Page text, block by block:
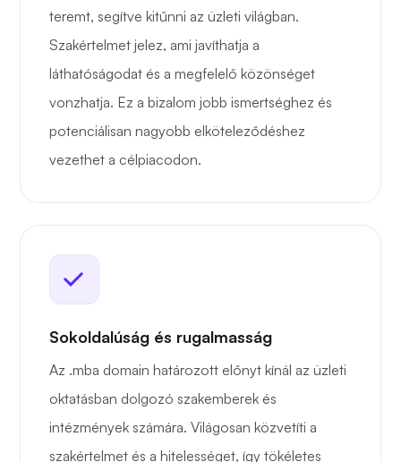
teremt, segítve kitűnni az üzleti világban.
Szakértelmet jelez, ami javíthatja a
láthatóságodat és a megfelelő közönséget
vonzhatja. Ez a bizalom jobb ismertséghez és
potenciálisan nagyobb elköteleződéshez
vezethet a célpiacodon.
Sokoldalúság és rugalmasság
Az .mba domain határozott előnyt kínál az üzleti
oktatásban dolgozó szakemberek és
intézmények számára. Világosan közvetíti a
szakértelmet és a hitelességet, így tökéletes